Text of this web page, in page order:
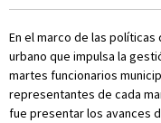
En el marco de las
urbano que impulsa la
martes funcionarios
representantes de cada
fue presentar los avances